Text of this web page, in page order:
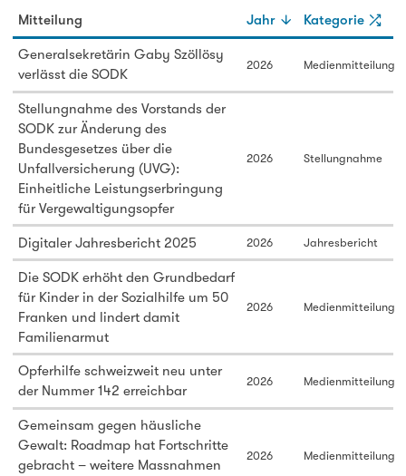
Mitteilung Jahr Kategorie
Generalsekretärin Gaby Szöllösy
verlässt die SODK
2026 Medienmitteilung
Stellungnahme des Vorstands der
SODK zur Änderung des
Bundesgesetzes über die
Unfallversicherung (UVG):
Einheitliche Leistungserbringung
für Vergewaltigungsopfer
2026 Stellungnahme
Digitaler Jahresbericht 2025 2026 Jahresbericht
Die SODK erhöht den Grundbedarf
für Kinder in der Sozialhilfe um 50
Franken und lindert damit
Familienarmut
2026 Medienmitteilung
Opferhilfe schweizweit neu unter
der Nummer 142 erreichbar
2026 Medienmitteilung
Gemeinsam gegen häusliche
Gewalt: Roadmap hat Fortschritte
gebracht – weitere Massnahmen
2026 Medienmitteilung